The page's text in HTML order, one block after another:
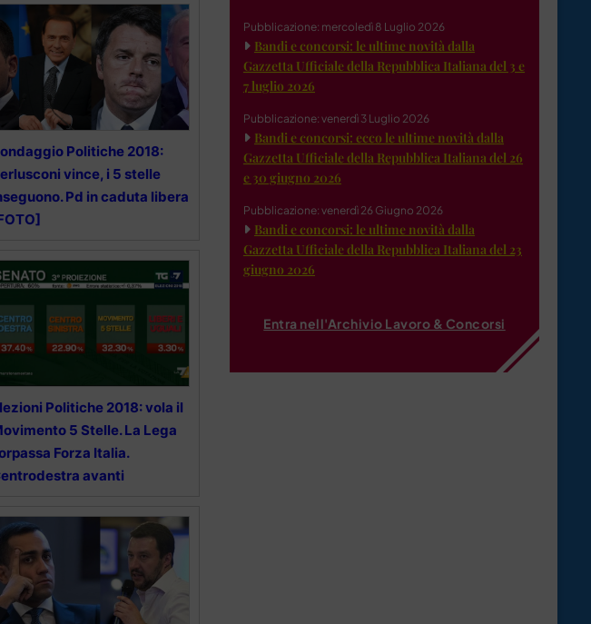
Politiche 2018:
vince, i 5 stelle
Pd in caduta libera
Politiche 2018: vola il
5 Stelle. La Lega
Forza Italia.
avanti
Pubblicazione: mercoledì 8 Luglio 2026
Bandi e concorsi: le ultime novità dalla
Gazzetta Ufficiale della Repubblica Italiana del 3 e
7 luglio 2026
Pubblicazione: venerdì 3 Luglio 2026
Bandi e concorsi: ecco le ultime novità dalla
Gazzetta Ufficiale della Repubblica Italiana del 26
e 30 giugno 2026
Pubblicazione: venerdì 26 Giugno 2026
Bandi e concorsi: le ultime novità dalla
Gazzetta Ufficiale della Repubblica Italiana del 23
giugno 2026
Entra nell'Archivio Lavoro & Concorsi